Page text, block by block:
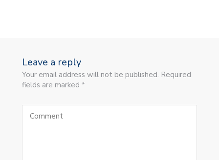
Leave a reply
Your email address will not be published. Required
fields are marked *